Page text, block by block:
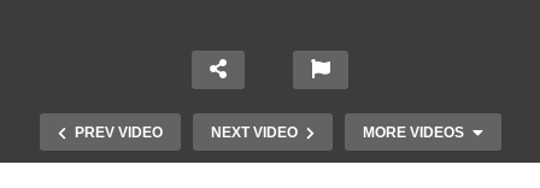
PREV VIDEO NEXT VIDEO MORE VIDEOS